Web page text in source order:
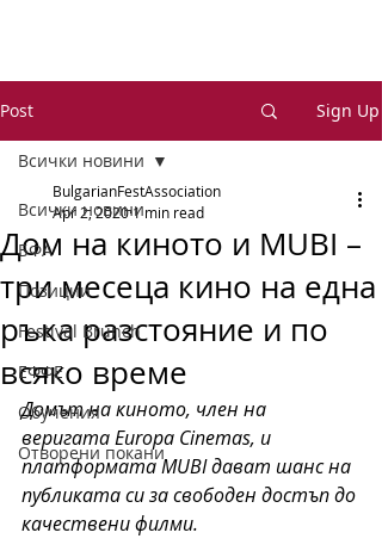
Post Sign Up
Всички новини
БФА
Позиции
Festival Brunch
ЕФФЕ
Обучения
Отворени покани
Всички новини
Дом на киното и MUBI –
три месеца кино на една
ръка разстояние и по
всяко време
BulgarianFestAssociation
Apr 2, 2020 1 min read
Домът на киното, член на
веригата Europa Cinemas, и
платформата MUBI дават шанс на
публиката си за свободен достъп до
качествени филми.